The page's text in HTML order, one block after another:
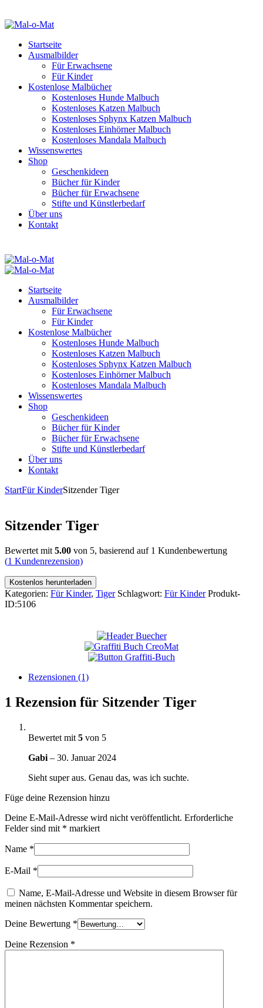
Startseite
Ausmalbilder
Für Erwachsene
Für Kinder
Kostenlose Malbücher
Kostenloses Hunde Malbuch
Kostenloses Katzen Malbuch
Kostenloses Sphynx Katzen Malbuch
Kostenloses Einhörner Malbuch
Kostenloses Mandala Malbuch
Wissenswertes
Shop
Geschenkideen
Bücher für Kinder
Bücher für Erwachsene
Stifte und Künstlerbedarf
Über uns
Kontakt
Startseite
Ausmalbilder
Für Erwachsene
Für Kinder
Kostenlose Malbücher
Kostenloses Hunde Malbuch
Kostenloses Katzen Malbuch
Kostenloses Sphynx Katzen Malbuch
Kostenloses Einhörner Malbuch
Kostenloses Mandala Malbuch
Wissenswertes
Shop
Geschenkideen
Bücher für Kinder
Bücher für Erwachsene
Stifte und Künstlerbedarf
Über uns
Kontakt
StartFür KinderSitzender Tiger
Sitzender Tiger
Bewertet mit 5.00 von 5, basierend auf 1 Kundenbewertung
(1 Kundenrezension)
Kostenlos herunterladen
Kategorien: Für Kinder, Tiger Schlagwort: Für Kinder Produkt-
ID:5106
Rezensionen (1)
1 Rezension für Sitzender Tiger
Bewertet mit 5 von 5
Gabi – 30. Januar 2024
Sieht super aus. Genau das, was ich suchte.
Füge deine Rezension hinzu
Deine E-Mail-Adresse wird nicht veröffentlicht. Erforderliche
Felder sind mit * markiert
Name *
E-Mail *
Name, E-Mail-Adresse und Website in diesem Browser für
meinen nächsten Kommentar speichern.
Deine Bewertung *
Deine Rezension *